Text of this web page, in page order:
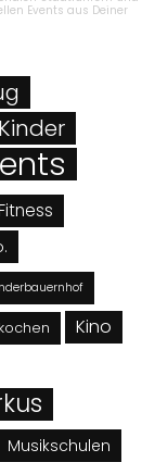
Events aus Deiner
Kino
Musikschulen